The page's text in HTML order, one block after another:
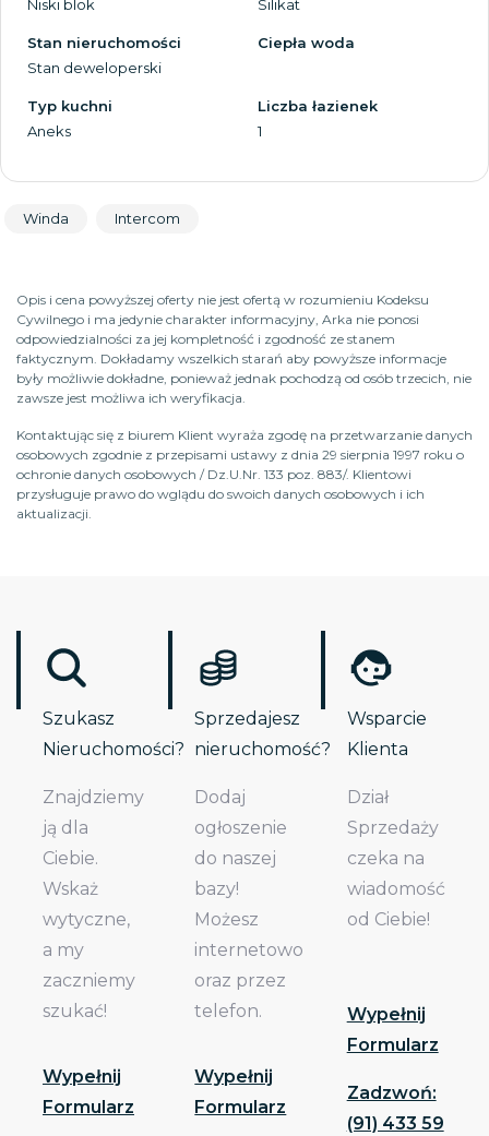
Niski blok Silikat
Stan nieruchomości
Stan deweloperski
Ciepła woda
Typ kuchni
Aneks
Liczba łazienek
1
Winda Intercom
Opis i cena powyższej oferty nie jest ofertą w rozumieniu Kodeksu
Cywilnego i ma jedynie charakter informacyjny, Arka nie ponosi
odpowiedzialności za jej kompletność i zgodność ze stanem
faktycznym. Dokładamy wszelkich starań aby powyższe informacje
były możliwie dokładne, ponieważ jednak pochodzą od osób trzecich, nie
zawsze jest możliwa ich weryfikacja.
Kontaktując się z biurem Klient wyraża zgodę na przetwarzanie danych
osobowych zgodnie z przepisami ustawy z dnia 29 sierpnia 1997 roku o
ochronie danych osobowych / Dz.U.Nr. 133 poz. 883/. Klientowi
przysługuje prawo do wglądu do swoich danych osobowych i ich
aktualizacji.
Szukasz
Nieruchomości?
Znajdziemy
ją dla
Ciebie.
Wskaż
wytyczne,
a my
zaczniemy
szukać!
Wypełnij
Formularz
Sprzedajesz
nieruchomość?
Dodaj
ogłoszenie
do naszej
bazy!
Możesz
internetowo
oraz przez
telefon.
Wypełnij
Formularz
Wsparcie
Klienta
Dział
Sprzedaży
czeka na
wiadomość
od Ciebie!
Wypełnij
Formularz
Zadzwoń:
(91) 433 59